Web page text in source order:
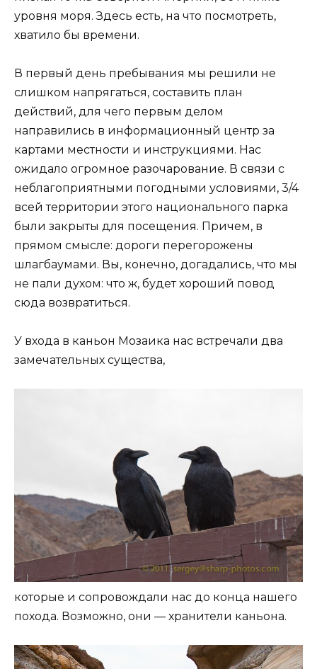
уровня моря. Здесь есть, на что посмотреть,
хватило бы времени.
В первый день пребывания мы решили не
слишком напрягаться, составить план
действий, для чего первым делом
направились в информационный центр за
картами местности и инструкциями. Нас
ожидало огромное разочарование. В связи с
неблагоприятными погодными условиями, 3/4
всей территории этого национального парка
были закрыты для посещения. Причем, в
прямом смысле: дороги перегорожены
шлагбаумами. Вы, конечно, догадались, что мы
не пали духом: что ж, будет хороший повод
сюда возвратиться.
У входа в каньон Мозаика нас встречали два
замечательных существа,
которые и сопровождали нас до конца нашего
похода. Возможно, они — хранители каньона.